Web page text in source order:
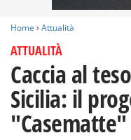
Home › Attualità
ATTUALITÀ
Caccia al
Sicilia: il
"Casematte"